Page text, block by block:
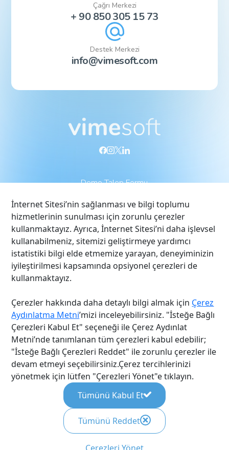
Çağrı Merkezi
+ 90 850 305 15 73
Destek Merkezi
info@vimesoft.com
Demo Talep Formu
Vimesoft
Biz Kimiz
İnsan Kaynakları
Referanslarımız
İletişim
Platformlar
VimeSpace
Çözümlerimiz
Kurumsal Video
Kurumsal Wiki
Görüntülü İletişim
Merkezi
Mülakat
Video Konferans
Gizlilik PolitikasıÇerez Politikası
Kişisel Verilerin Korunması KanunuAydınlatma Metni
Kullanım Şartları
İnternet Sitesi’nin sağlanması ve bilgi toplumu
hizmetlerinin sunulması için zorunlu çerezler
kullanmaktayız. Ayrıca, İnternet Sitesi’ni daha işlevsel
kullanabilmeniz, sitemizi geliştirmeye yardımcı
istatistiki bilgi elde etmemize yarayan, deneyiminizin
iyileştirilmesi kapsamında opsiyonel çerezleri de
kullanmaktayız.
Çerezler hakkında daha detaylı bilgi almak için Çerez
Aydınlatma Metni’mizi inceleyebilirsiniz. "İsteğe Bağlı
Çerezleri Kabul Et" seçeneği ile Çerez Aydınlat
Metni’nde tanımlanan tüm çerezleri kabul edebilir;
"İsteğe Bağlı Çerezleri Reddet" ile zorunlu çerezler ile
devam etmeyi seçebilirsiniz.Çerez tercihlerinizi
yönetmek için lütfen "Çerezleri Yönet"e tıklayın.
Tümünü Kabul Et
Tümünü Reddet